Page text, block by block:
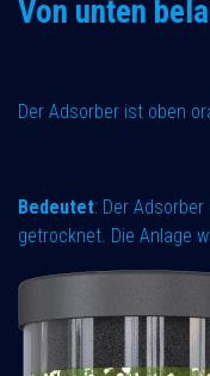
Von unten
Der Adsorber ist oben
Bedeutet: Der
getrocknet. Die Anlage